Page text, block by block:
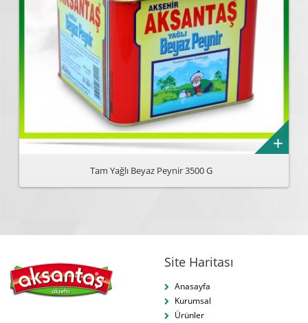
Tam Yağlı Beyaz Peynir 3500 G
Site Haritası
Anasayfa
Kurumsal
Ürünler